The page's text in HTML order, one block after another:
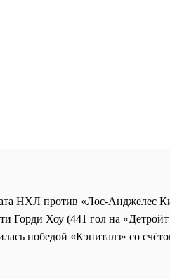
НХЛ против «Лос-Анджелес
Горди Хоу (441 гол на
победой «Кэпиталз» со